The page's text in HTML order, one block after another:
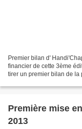
Premier bilan d'
financier de cette 3ème
tirer un premier bilan de
Première mise
2013